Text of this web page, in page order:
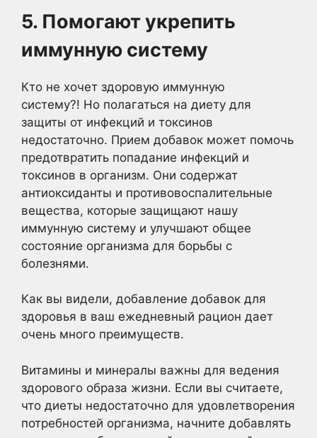
5. Помогают укрепить
иммунную систему
Кто не хочет здоровую иммунную
систему?! Но полагаться на диету для
защиты от инфекций и токсинов
недостаточно. Прием добавок может помочь
предотвратить попадание инфекций и
токсинов в организм. Они содержат
антиоксиданты и противовоспалительные
вещества, которые защищают нашу
иммунную систему и улучшают общее
состояние организма для борьбы с
болезнями.
Как вы видели, добавление добавок для
здоровья в ваш ежедневный рацион дает
очень много преимуществ.
Витамины и минералы важны для ведения
здорового образа жизни. Если вы считаете,
что диеты недостаточно для удовлетворения
потребностей организма, начните добавлять